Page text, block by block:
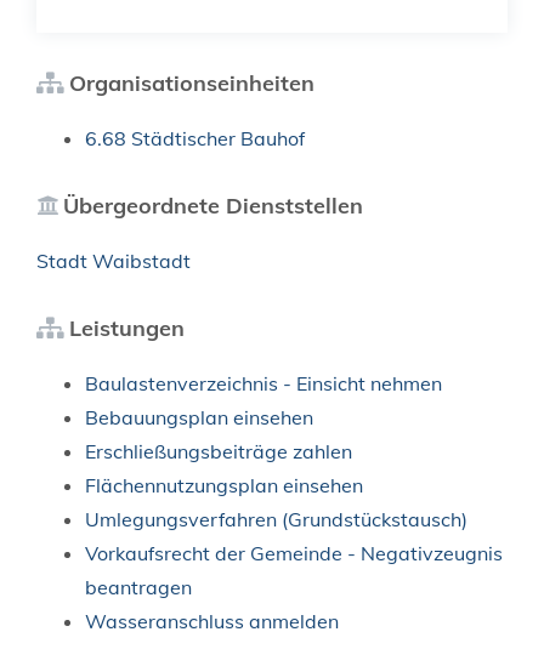
Organisationseinheiten
6.68 Städtischer Bauhof
Übergeordnete Dienststellen
Stadt Waibstadt
Leistungen
Baulastenverzeichnis - Einsicht nehmen
Bebauungsplan einsehen
Erschließungsbeiträge zahlen
Flächennutzungsplan einsehen
Umlegungsverfahren (Grundstückstausch)
Vorkaufsrecht der Gemeinde - Negativzeugnis
beantragen
Wasseranschluss anmelden